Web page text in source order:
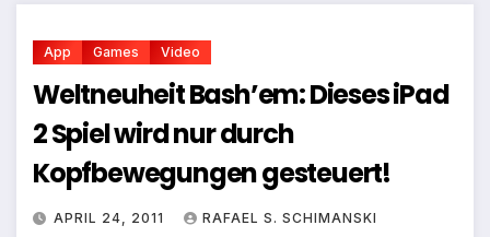
App Games Video
Weltneuheit Bash’em: Dieses iPad
2 Spiel wird nur durch
Kopfbewegungen gesteuert!
APRIL 24, 2011 RAFAEL S. SCHIMANSKI